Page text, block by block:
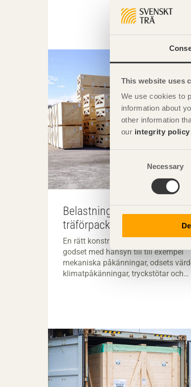
This website uses
We use cookies to
information about
other information
our integrity policy
Consent
Selection
Necessary
Belastning och
träförpackningar
En rätt konstruerad förpackning ska
godset med hänsyn till till exempel
mekaniska påkänningar, odsets
klimatpåkänningar, tryckstötar och